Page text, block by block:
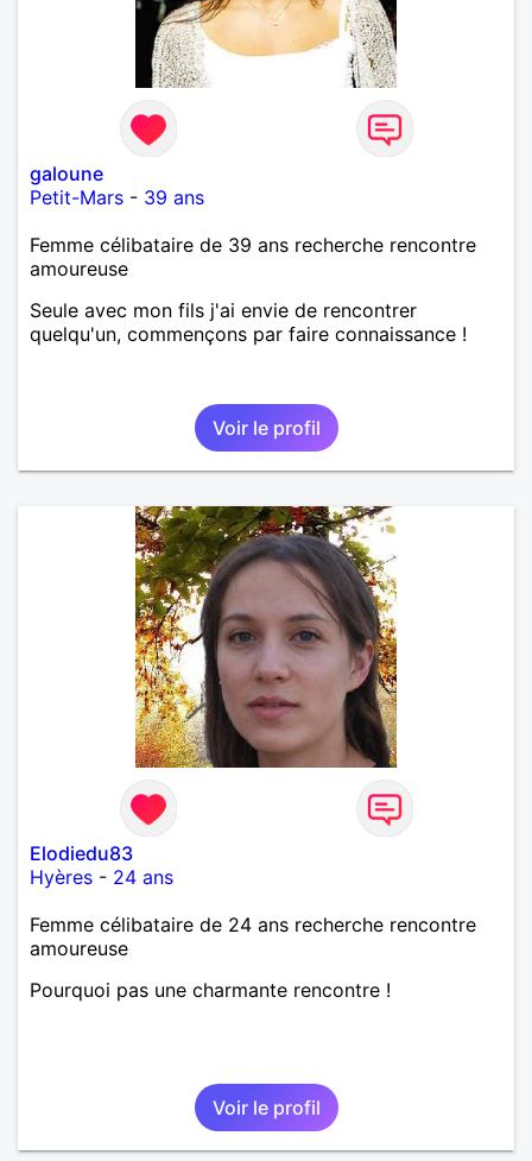
galoune
Petit-Mars - 39 ans
Femme célibataire de 39 ans recherche rencontre
amoureuse
Seule avec mon fils j'ai envie de rencontrer
quelqu'un, commençons par faire connaissance !
Voir le profil
Elodiedu83
Hyères - 24 ans
Femme célibataire de 24 ans recherche rencontre
amoureuse
Pourquoi pas une charmante rencontre !
Voir le profil